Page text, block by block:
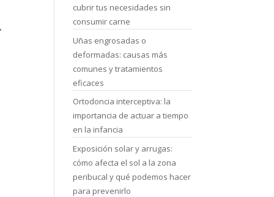
cubrir tus necesidades sin
consumir carne
Uñas engrosadas o
deformadas: causas más
comunes y tratamientos
eficaces
Ortodoncia interceptiva: la
importancia de actuar a tiempo
en la infancia
Exposición solar y arrugas:
cómo afecta el sol a la zona
peribucal y qué podemos hacer
para prevenirlo